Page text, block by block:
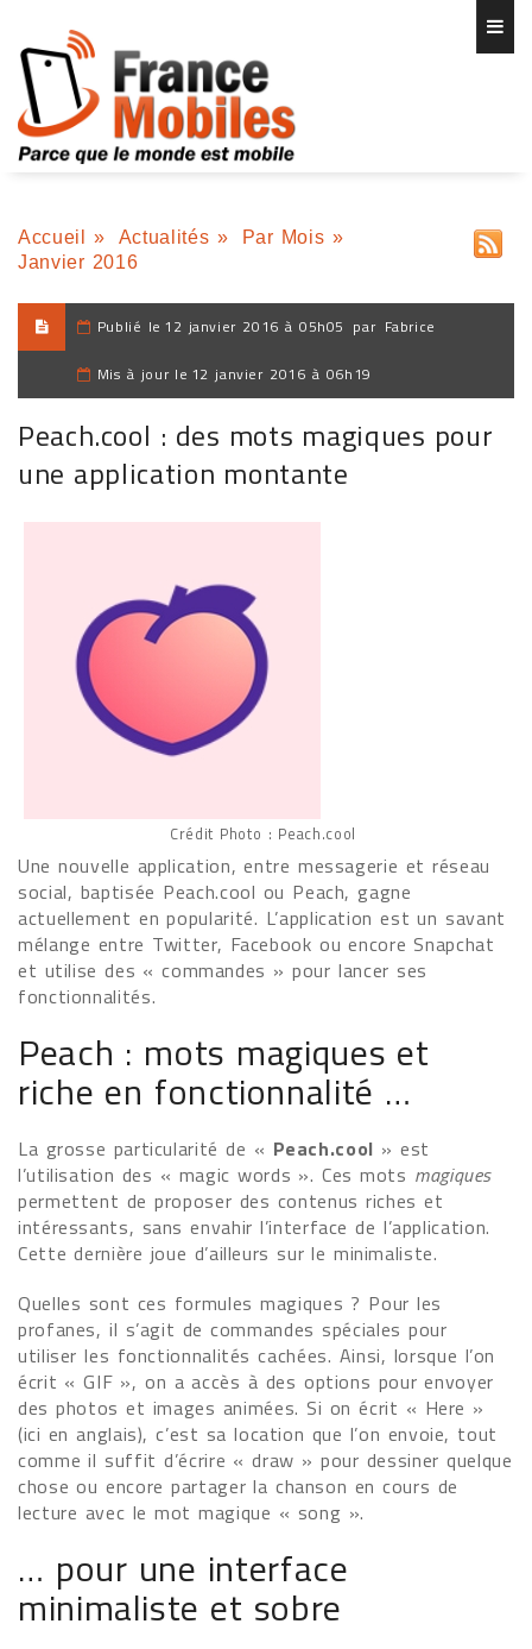
Accueil » Actualités » Par Mois »
Janvier 2016
Publié le 12 janvier 2016 à 05h05 par Fabrice
Mis à jour le 12 janvier 2016 à 06h19
Peach.cool : des mots magiques pour
une application montante
Crédit Photo : Peach.cool
Une nouvelle application, entre messagerie et réseau
social, baptisée Peach.cool ou Peach, gagne
actuellement en popularité. L’application est un savant
mélange entre Twitter, Facebook ou encore Snapchat
et utilise des « commandes » pour lancer ses
fonctionnalités.
Peach : mots magiques et
riche en fonctionnalité …
La grosse particularité de « Peach.cool » est
l’utilisation des « magic words ». Ces mots magiques
permettent de proposer des contenus riches et
intéressants, sans envahir l’interface de l’application.
Cette dernière joue d’ailleurs sur le minimaliste.
Quelles sont ces formules magiques ? Pour les
profanes, il s’agit de commandes spéciales pour
utiliser les fonctionnalités cachées. Ainsi, lorsque l’on
écrit « GIF », on a accès à des options pour envoyer
des photos et images animées. Si on écrit « Here »
(ici en anglais), c’est sa location que l’on envoie, tout
comme il suffit d’écrire « draw » pour dessiner quelque
chose ou encore partager la chanson en cours de
lecture avec le mot magique « song ».
… pour une interface
minimaliste et sobre